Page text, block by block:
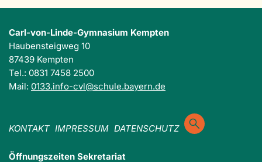
Carl-von-Linde-Gymnasium Kempten
Haubensteigweg 10
87439 Kempten
Tel.: 0831 7458 2500
Mail: 0133.info-cvl@schule.bayern.de
KONTAKT IMPRESSUM DATENSCHUTZ
Öffnungszeiten Sekretariat